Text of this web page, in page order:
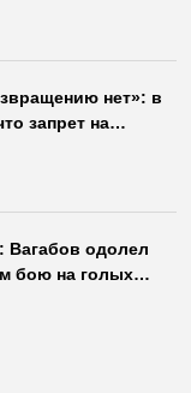
нет»: в
запрет на
Вагабов одолел
бою на голых